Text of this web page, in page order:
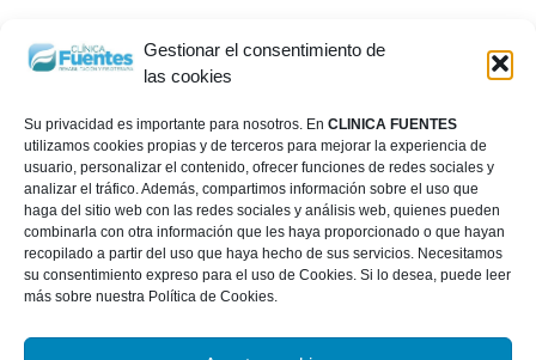
Gestionar el consentimiento de
las cookies
Su privacidad es importante para nosotros. En CLINICA FUENTES
utilizamos cookies propias y de terceros para mejorar la experiencia de
usuario, personalizar el contenido, ofrecer funciones de redes sociales y
analizar el tráfico. Además, compartimos información sobre el uso que
haga del sitio web con las redes sociales y análisis web, quienes pueden
combinarla con otra información que les haya proporcionado o que hayan
recopilado a partir del uso que haya hecho de sus servicios. Necesitamos
su consentimiento expreso para el uso de Cookies. Si lo desea, puede leer
más sobre nuestra Política de Cookies.